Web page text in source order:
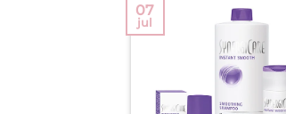
07
jul